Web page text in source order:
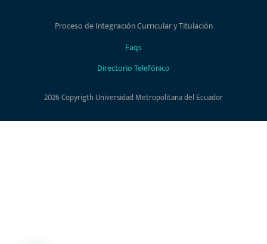
Proceso de Integración Curricular y Titulación
Faqs
Directorio Telefónico
2026 Copyrigth Universidad Metropolitana del Ecuador